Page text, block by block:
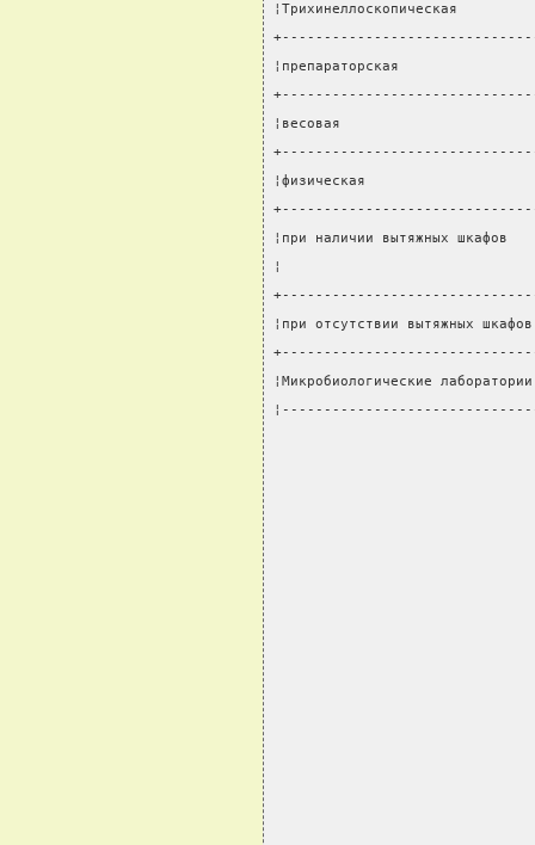
¦препараторская
¦весовая
¦физическая
¦при наличии вытяжных
¦
¦при отсутствии
¦Микробиологические